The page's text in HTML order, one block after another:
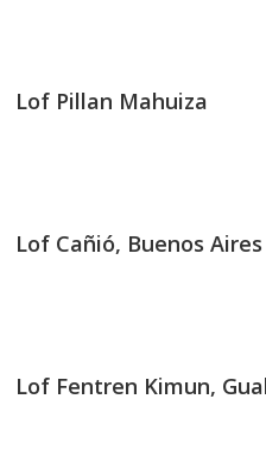
Lof Pillan Mahuiza
Lof Cañió, Buenos
Lof Fentren Kimun,